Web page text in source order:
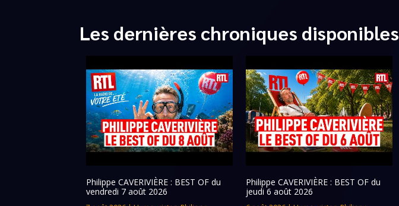
Les dernières chroniques disponibles
Philippe CAVERIVIÈRE : BEST OF du
vendredi 7 août 2026
Philippe CAVERIVIÈRE : BEST OF du
jeudi 6 août 2026